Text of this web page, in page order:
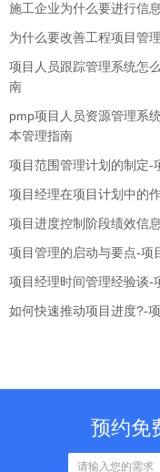
施工企业为什么要进行信
为什么要改善工程项目管
项目人员跟踪管理系统怎
南
pmp项目人员资源管理系
本管理指南
项目范围管理计划的制定-
项目经理在项目计划中的
项目进度控制阶段绩效信
项目管理的启动与要点-项
项目经理时间管理经验谈-
如何快速推动项目进度?-
预约免